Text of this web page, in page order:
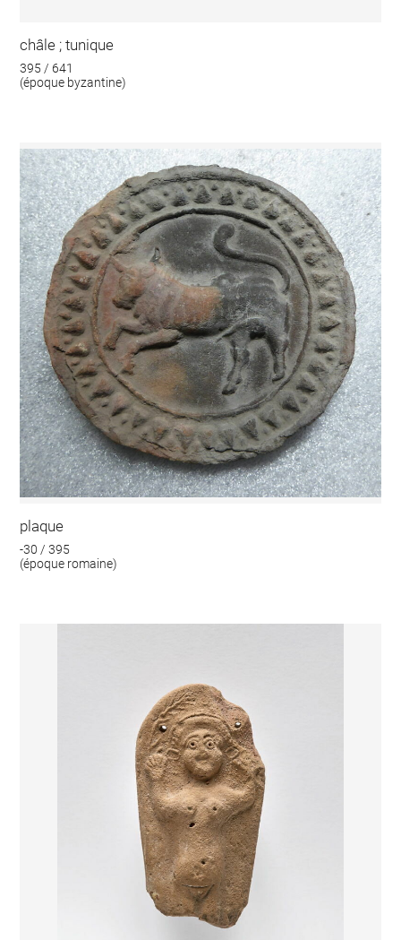
châle ; tunique
395 / 641
(époque byzantine)
plaque
-30 / 395
(époque romaine)